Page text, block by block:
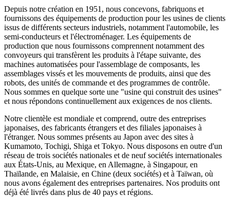
Depuis notre création en 1951, nous concevons, fabriquons et
fournissons des équipements de production pour les usines de clients
issus de différents secteurs industriels, notamment l'automobile, les
semi-conducteurs et l'électroménager. Les équipements de
production que nous fournissons comprennent notamment des
convoyeurs qui transfèrent les produits à l'étape suivante, des
machines automatisées pour l'assemblage de composants, les
assemblages vissés et les mouvements de produits, ainsi que des
robots, des unités de commande et des programmes de contrôle.
Nous sommes en quelque sorte une "usine qui construit des usines"
et nous répondons continuellement aux exigences de nos clients.
Notre clientèle est mondiale et comprend, outre des entreprises
japonaises, des fabricants étrangers et des filiales japonaises à
l'étranger. Nous sommes présents au Japon avec des sites à
Kumamoto, Tochigi, Shiga et Tokyo. Nous disposons en outre d'un
réseau de trois sociétés nationales et de neuf sociétés internationales
aux États-Unis, au Mexique, en Allemagne, à Singapour, en
Thaïlande, en Malaisie, en Chine (deux sociétés) et à Taïwan, où
nous avons également des entreprises partenaires. Nos produits ont
déjà été livrés dans plus de 40 pays et régions.